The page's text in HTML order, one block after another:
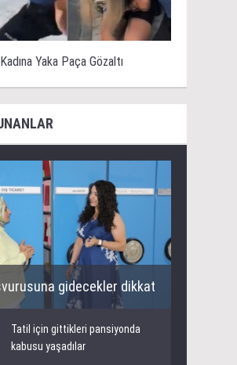
Yaka Paça Gözaltı
gidecekler dikkat
Tatil için gittikleri pansiyonda
kabusu yaşadılar